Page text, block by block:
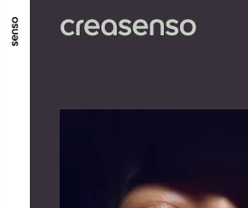
ALLER AU CONTENU PRINCIPAL